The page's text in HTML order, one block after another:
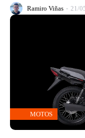
Ramiro Viñas - 21/
MOTOS